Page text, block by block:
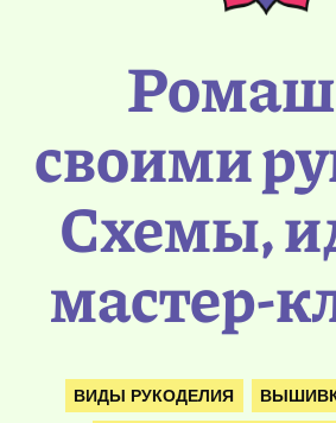
своими
Схемы,
мастер-
ВИДЫ РУКОДЕЛИЯ